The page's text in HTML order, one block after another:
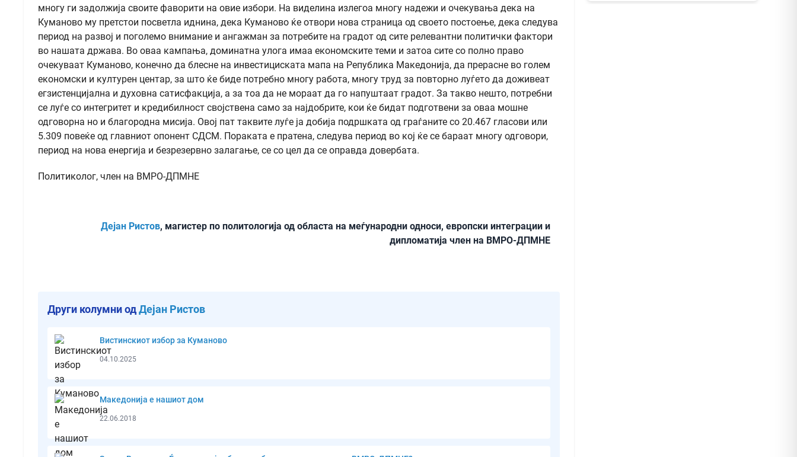
многу ги задолжија своите фаворити на овие избори. На виделина излегоа многу надежи и очекувања дека на
Куманово му претстои посветла иднина, дека Куманово ќе отвори нова страница од своето постоење, дека следува
период на развој и поголемо внимание и ангажман за потребите на градот од сите релевантни политички фактори
во нашата држава. Во оваа кампања, доминатна улога имаа економските теми и затоа сите со полно право
очекуваат Куманово, конечно да блесне на инвестициската мапа на Република Македонија, да прерасне во голем
економски и културен центар, за што ќе биде потребно многу работа, многу труд за повторно луѓето да доживеат
егзистенцијална и духовна сатисфакција, а за тоа да не мораат да го напуштаат градот. За такво нешто, потребни
се луѓе со интегритет и кредибилност својствена само за најдобрите, кои ќе бидат подготвени за оваа мошне
одговорна но и благородна мисија. Овој пат таквите луѓе ја добија подршката од граѓаните со 20.467 гласови или
5.309 повеќе од главниот опонент СДСМ. Пораката е пратена, следува период во кој ќе се бараат многу одговори,
период на нова енергија и безрезервно залагање, се со цел да се оправда довербата.
Политиколог, член на ВМРО-ДПМНЕ
Дејан Ристов, магистер по политологија од областа на меѓународни односи, европски интеграции и
дипломатија член на ВМРО-ДПМНЕ
Други колумни одДејан Ристов
Вистинскиот избор за Куманово
04.10.2025
Македонија е нашиот дом
22.06.2018